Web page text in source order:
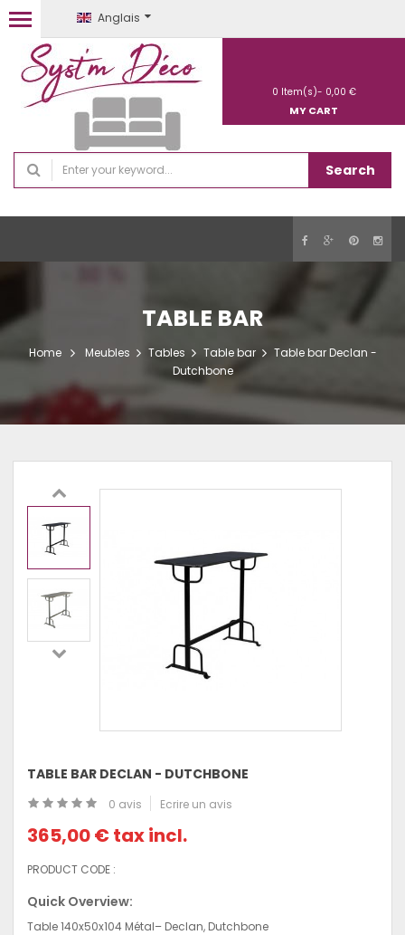
Anglais
Search
0 Item(s)- 0,00 €
MY CART
TABLE BAR
Home Meubles Tables Table bar
Table bar Declan -
Dutchbone
TABLE BAR DECLAN - DUTCHBONE
0 avis Ecrire un avis
365,00 € tax incl.
PRODUCT CODE :
Quick Overview:
Table 140x50x104 Métal– Declan, Dutchbone